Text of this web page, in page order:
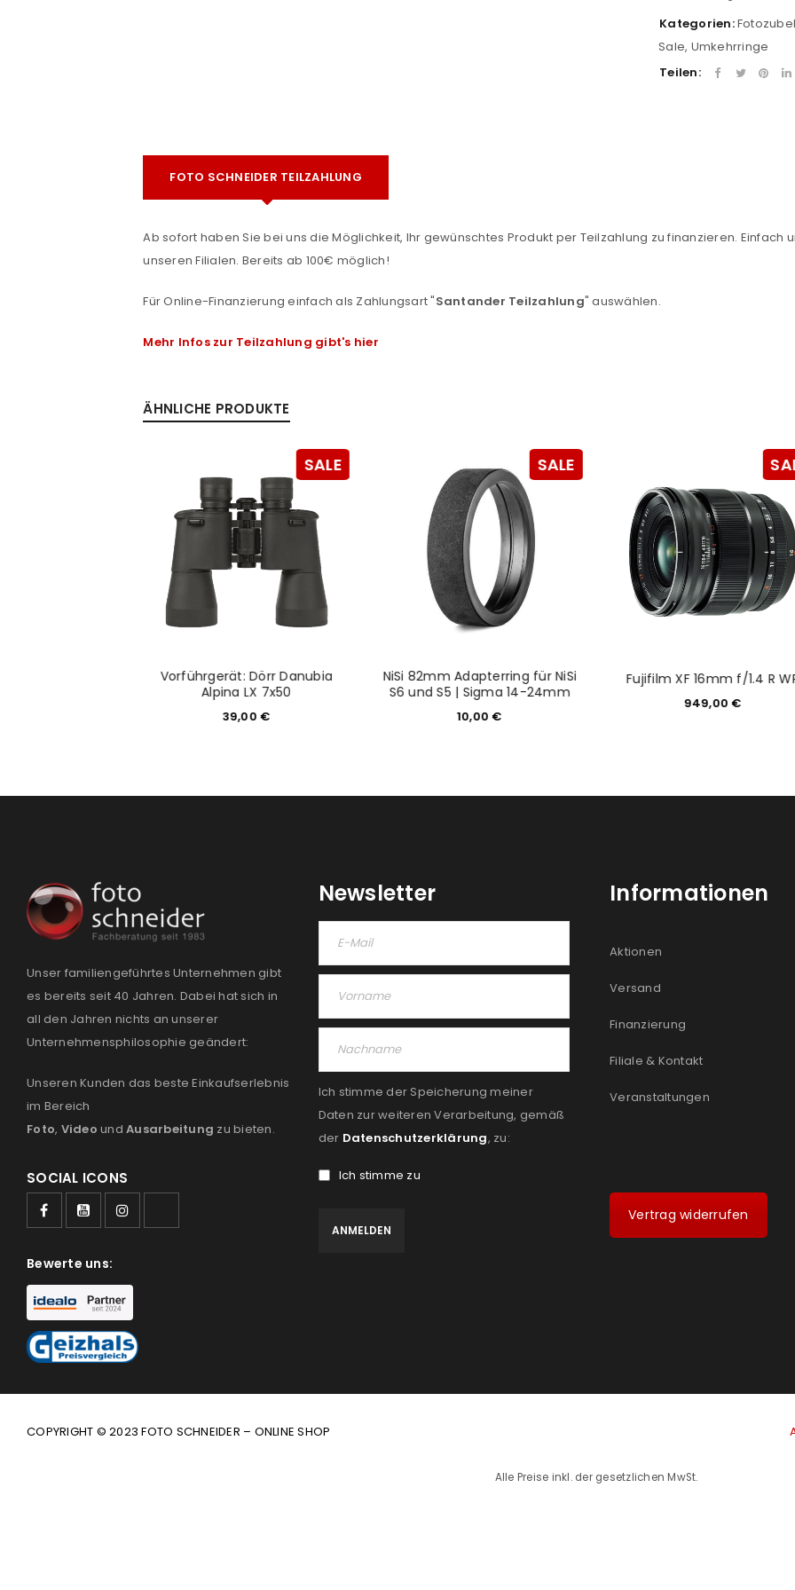
Passwort*
Angemeldet bleiben
ANMELDEN
PASSWORT VERGESSEN?
Please select all the ways
Ich stimme zu
Ja, ich möchte ein
Datenschutzerklärung . *
REGISTRIEREN
Kategorien:
Sale, Umkehrringe
Teilen:
FOTO SCHNEIDER TEILZAHLUNG
Ab sofort haben Sie bei uns die Möglichkeit, Ihr gewünschtes Produkt per Teilzahlung zu finanzieren. Einfach
unseren Filialen. Bereits ab 100€ möglich!
Für Online-Finanzierung einfach als Zahlungsart "Santander Teilzahlung" auswählen.
Mehr Infos zur Teilzahlung gibt's hier
ÄHNLICHE PRODUKTE
SALE
Vorführgerät: Dörr Danubia
Alpina LX 7x50
39,00 €
SALE
NiSi 82mm Adapterring für NiSi
S6 und S5 | Sigma 14-24mm
10,00€
Fujifilm XF 16mm f/1.4 R
949,00€
Unser familiengeführtes Unternehmen gibt
es bereits seit 40 Jahren. Dabei hat sich in
all den Jahren nichts an unserer
Unternehmensphilosophie geändert:
Unseren Kunden das beste Einkaufserlebnis
im Bereich
Foto, Video und Ausarbeitung zu bieten.
SOCIAL ICONS
Bewerte uns:
Newsletter
Ich stimme der Speicherung meiner
Daten zur weiteren Verarbeitung, gemäß
der Datenschutzerklärung, zu:
Ich stimme zu
Informationen
Aktionen
Versand
Finanzierung
Filiale & Kontakt
Veranstaltungen
Vertrag widerrufen
COPYRIGHT © 2023 FOTO SCHNEIDER – ONLINE SHOP
Alle Preise inkl. der gesetzlichen MwSt.